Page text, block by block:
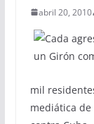
abril 20, 2010
mil
mediática de